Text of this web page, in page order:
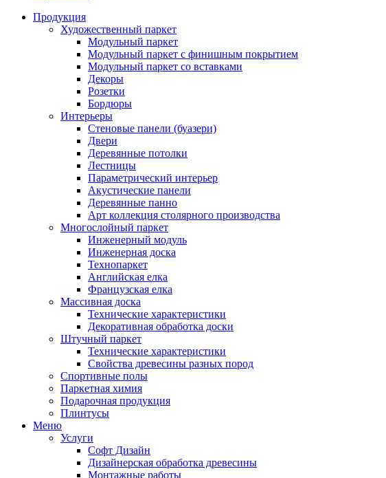
Продукция
Художественный паркет
Модульный паркет
Модульный паркет с финишным покрытием
Модульный паркет со вставками
Декоры
Розетки
Бордюры
Интерьеры
Стеновые панели (буазери)
Двери
Деревянные потолки
Лестницы
Параметрический интерьер
Акустические панели
Деревянные панно
Арт коллекция столярного производства
Многослойный паркет
Инженерный модуль
Инженерная доска
Технопаркет
Английская елка
Французская елка
Массивная доска
Технические характеристики
Декоративная обработка доски
Штучный паркет
Технические характеристики
Свойства древесины разных пород
Спортивные полы
Паркетная химия
Подарочная продукция
Плинтусы
Меню
Услуги
Софт Дизайн
Дизайнерская обработка древесины
Монтажные работы